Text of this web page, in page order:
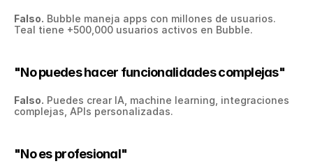
Falso. Bubble maneja apps con millones de usuarios.
Teal tiene +500,000 usuarios activos en Bubble.
"No puedes hacer funcionalidades complejas"
Falso. Puedes crear IA, machine learning, integraciones
complejas, APIs personalizadas.
"No es profesional"